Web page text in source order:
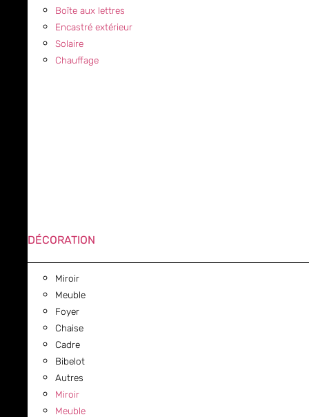
Boîte aux lettres
Encastré extérieur
Solaire
Chauffage
DÉCORATION
Miroir
Meuble
Foyer
Chaise
Cadre
Bibelot
Autres
Miroir
Meuble